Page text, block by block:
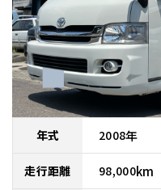
年式 2008年
走行距離 98,000km